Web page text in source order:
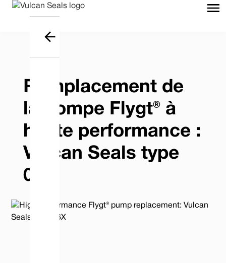
Remplacement de
la pompe Flygt® à
haute performance :
Vulcan Seals type
06X